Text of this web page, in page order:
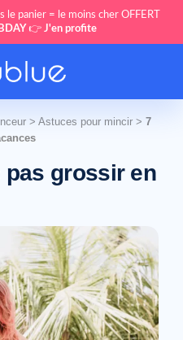
panier = le moins cher OFFERT
👉 J'en profite
> Astuces pour mincir > 7
grossir en